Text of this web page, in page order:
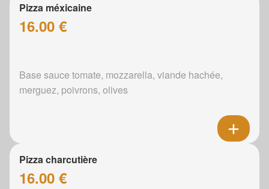
Pizza méxicaine
16.00 €
Base sauce tomate, mozzarella, viande hachée,
merguez, poivrons, olives
Pizza charcutière
16.00 €